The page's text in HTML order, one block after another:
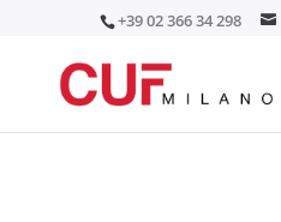
+39 02 366 34 298